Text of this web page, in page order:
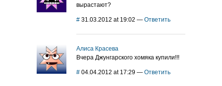
вырастают?
# 31.03.2012 at 19:02 — Ответить
Алиса Красева
Вчера Джунгарского хомяка купили!!!
# 04.04.2012 at 17:29 — Ответить